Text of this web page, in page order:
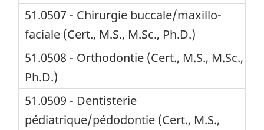
51.0507 - Chirurgie buccale/maxillo-
faciale (Cert., M.S., M.Sc., Ph.D.)
51.0508 - Orthodontie (Cert., M.S., M.Sc.,
Ph.D.)
51.0509 - Dentisterie
pédiatrique/pédodontie (Cert., M.S.,